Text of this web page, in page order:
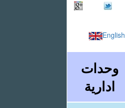
English
وحدات
ادارية